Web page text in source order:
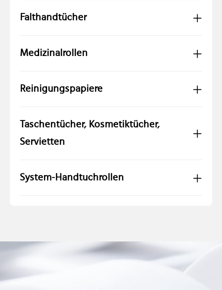
Falthandtücher
Medizinalrollen
Reinigungspapiere
Taschentücher, Kosmetiktücher,
Servietten
System-Handtuchrollen